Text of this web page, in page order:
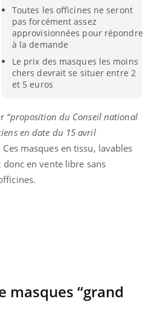
Toutes les officines ne seront
pas forcément assez
approvisionnées pour répondre
à la demande
Le prix des masques les moins
chers devrait se situer entre 2
et 5 euros
“proposition du Conseil national
en date du 15 avril
masques en tissu, lavables
en vente libre sans
masques “grand